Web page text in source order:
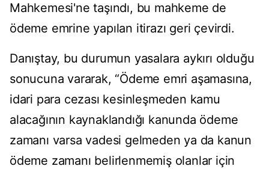
Mahkemesi'ne taşındı, bu mahkeme de
ödeme emrine yapılan itirazı geri çevirdi.
Danıştay, bu durumun yasalara aykırı olduğu
sonucuna vararak, “Ödeme emri aşamasına,
idari para cezası kesinleşmeden kamu
alacağının kaynaklandığı kanunda ödeme
zamanı varsa vadesi gelmeden ya da kanun
ödeme zamanı belirlenmemiş olanlar için